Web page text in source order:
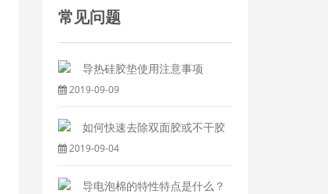
常见问题
导热硅胶垫使用注意事项
2019-09-09
如何快速去除双面胶或不干胶
2019-09-04
导电泡棉的特性特点是什么？